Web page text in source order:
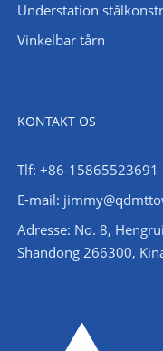
Understation
Vinkelbar tårn
KONTAKT OS
Tlf: +86-15865523691
E-mail:
Adresse: No. 8,
Shandong 266300,